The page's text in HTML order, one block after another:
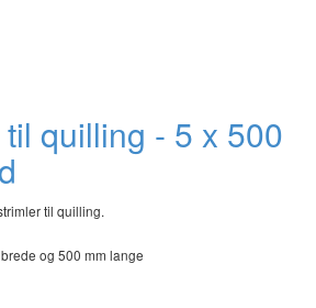
quilling - 5 x 500
til quilling.
og 500 mm lange